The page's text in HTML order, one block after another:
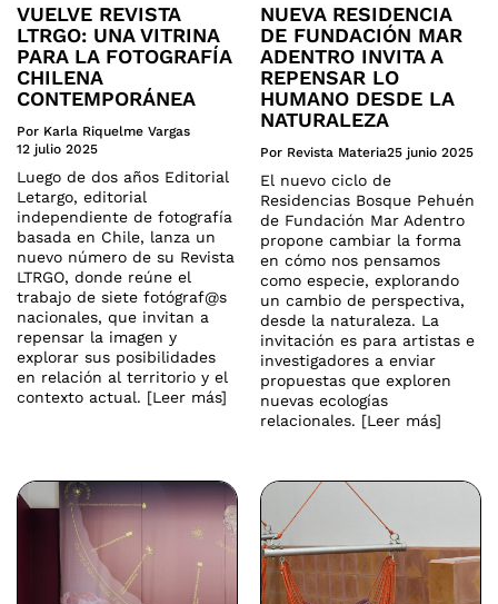
VUELVE REVISTA
LTRGO: UNA VITRINA
PARA LA FOTOGRAFÍA
CHILENA
CONTEMPORÁNEA
Por Karla Riquelme Vargas
12 julio 2025
Luego de dos años Editorial
Letargo, editorial
independiente de fotografía
basada en Chile, lanza un
nuevo número de su Revista
LTRGO, donde reúne el
trabajo de siete fotógraf@s
nacionales, que invitan a
repensar la imagen y
explorar sus posibilidades
en relación al territorio y el
contexto actual. [Leer más]
NUEVA RESIDENCIA
DE FUNDACIÓN MAR
ADENTRO INVITA A
REPENSAR LO
HUMANO DESDE LA
NATURALEZA
Por Revista Materia25 junio 2025
El nuevo ciclo de
Residencias Bosque Pehuén
de Fundación Mar Adentro
propone cambiar la forma
en cómo nos pensamos
como especie, explorando
un cambio de perspectiva,
desde la naturaleza. La
invitación es para artistas e
investigadores a enviar
propuestas que exploren
nuevas ecologías
relacionales. [Leer más]